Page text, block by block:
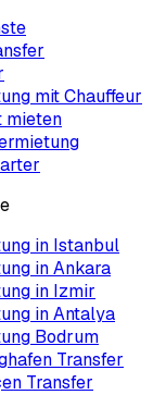
mit Chauffeur
mieten
in Istanbul
in Ankara
in Izmir
in Antalya
Bodrum
Transfer
Transfer